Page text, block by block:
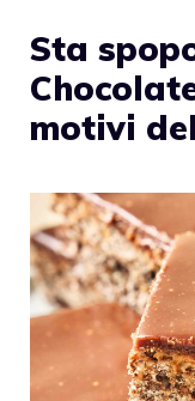
Sta
motivi